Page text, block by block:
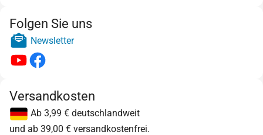
Folgen Sie uns
Newsletter
Versandkosten
Ab 3,99 € deutschlandweit
und ab 39,00 € versandkostenfrei.